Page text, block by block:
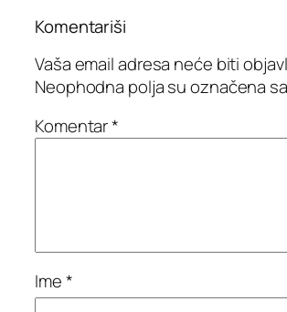
Komentariši
Vaša email adresa neće biti
Neophodna polja su označena sa
Komentar*
Ime*